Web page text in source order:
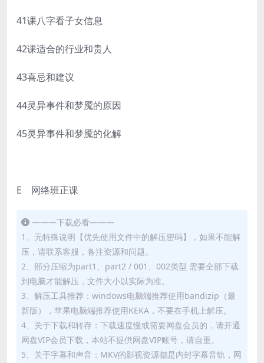
41课八字看子女信息
42课适合的行业和贵人
43喜忌和建议
44灵异事件和梦魇的原因
45灵异事件和梦魇的化解
E 网络班正课
———下载必看———
1、无特殊说明【优先使用文件中的解压密码】，如果不能解
压，请联系客服，备注资源和问题。
2、部分压缩为part1、part2 / 001、002类型 需要全部下载
到电脑才能解压，文件大小以实际为准。
3、解压工具推荐：windows电脑端推荐使用bandizip（最
新版），苹果电脑端推荐使用KEKA，不要在手机上解压。
4、关于下载和转存：下载速度慢或需要网盘会员的，请开通
网盘VIP会员下载，本站不提供网盘VIP账号，请自重。
5、关于字幕和声音：MKV的影视资源都是内封字幕音轨，网